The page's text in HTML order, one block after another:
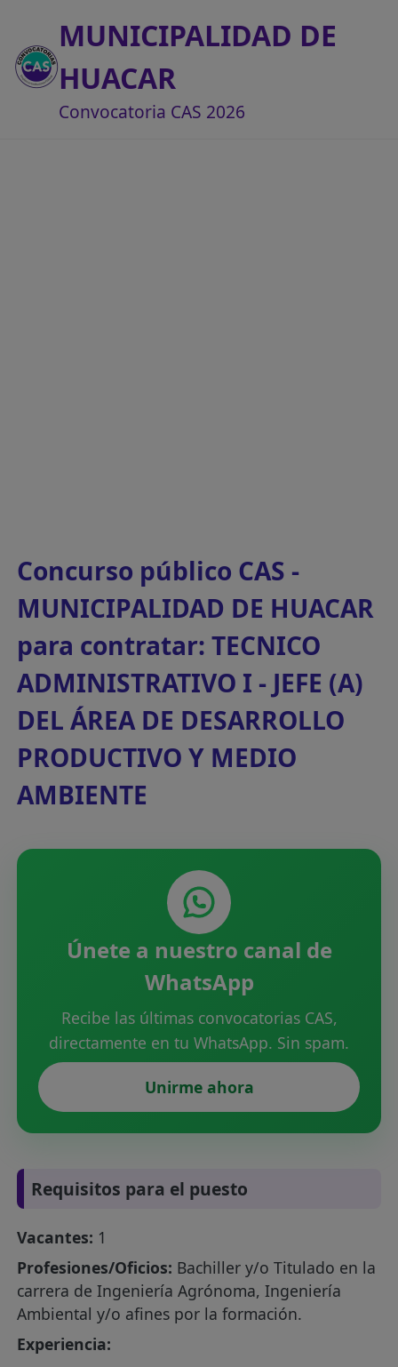
MUNICIPALIDAD DE
HUACAR
Convocatoria CAS 2026
Concurso público CAS -
MUNICIPALIDAD DE HUACAR
para contratar: TECNICO
ADMINISTRATIVO I - JEFE (A)
DEL ÁREA DE DESARROLLO
PRODUCTIVO Y MEDIO
AMBIENTE
Únete a nuestro canal de
WhatsApp
Recibe las últimas convocatorias CAS,
directamente en tu WhatsApp. Sin spam.
Unirme ahora
Requisitos para el puesto
Vacantes: 1
Profesiones/Oficios: Bachiller y/o Titulado en la
carrera de Ingeniería Agrónoma, Ingeniería
Ambiental y/o afines por la formación.
Experiencia: